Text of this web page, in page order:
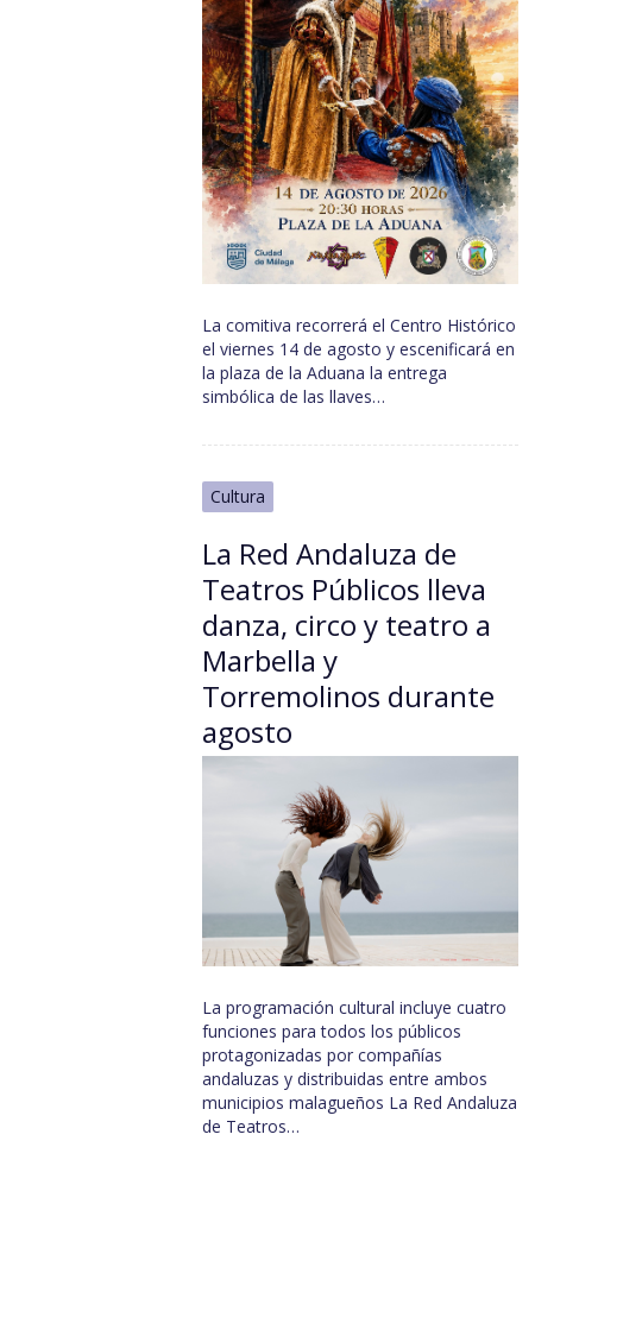
La comitiva recorrerá el Centro Histórico
el viernes 14 de agosto y escenificará en
la plaza de la Aduana la entrega
simbólica de las llaves…
Cultura
La Red Andaluza de
Teatros Públicos lleva
danza, circo y teatro a
Marbella y
Torremolinos durante
agosto
La programación cultural incluye cuatro
funciones para todos los públicos
protagonizadas por compañías
andaluzas y distribuidas entre ambos
municipios malagueños La Red Andaluza
de Teatros…